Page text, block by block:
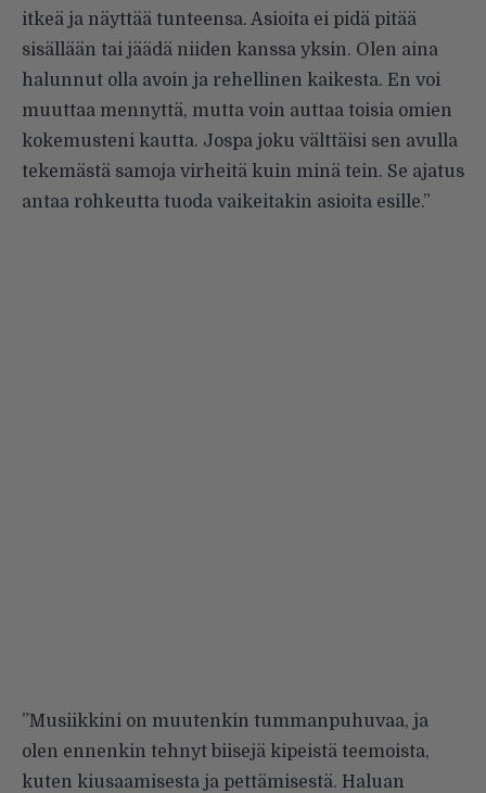
itkeä ja näyttää tunteensa. Asioita ei pidä pitää
sisällään tai jäädä niiden kanssa yksin. Olen aina
halunnut olla avoin ja rehellinen kaikesta. En voi
muuttaa mennyttä, mutta voin auttaa toisia omien
kokemusteni kautta. Jospa joku välttäisi sen avulla
tekemästä samoja virheitä kuin minä tein. Se ajatus
antaa rohkeutta tuoda vaikeitakin asioita esille.”
”Musiikkini on muutenkin tummanpuhuvaa, ja
olen ennenkin tehnyt biisejä kipeistä teemoista,
kuten kiusaamisesta ja pettämisestä. Haluan